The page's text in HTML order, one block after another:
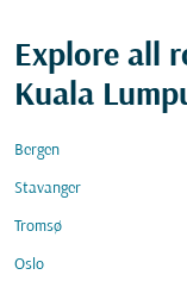
Explore all
Kuala
Bergen
Stavanger
Tromsø
Oslo